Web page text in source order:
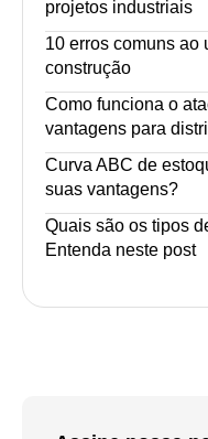
projetos industriais
10 erros comuns ao
construção
Como funciona o
vantagens para
Curva ABC de
suas vantagens?
Quais são os tipos
Entenda neste post